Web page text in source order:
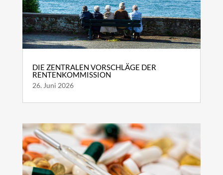
DIE ZENTRALEN VORSCHLÄGE DER
RENTENKOMMISSION
26. Juni 2026